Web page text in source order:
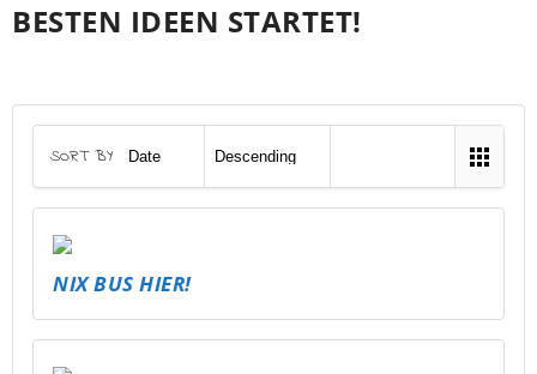
BESTEN IDEEN STARTET!
SORT BY
NIX BUS HIER!